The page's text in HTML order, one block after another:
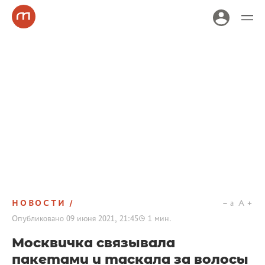
НОВОСТИ
Опубликовано 09 июня 2021, 21:45 1 мин.
a A
Москвичка связывала
пакетами и таскала за волосы